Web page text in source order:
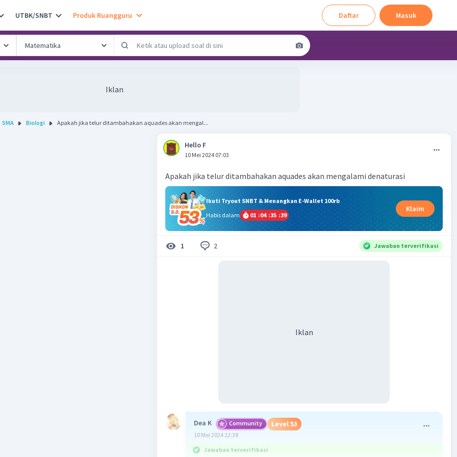
UTBK/SNBT Produk Ruangguru Daftar Masuk
Iklan
SMA Biologi Apakah jika telur ditambahakan aquades akan mengal...
Hello F
10 Mei 2024 07:03
Apakah jika telur ditambahakan aquades akan mengalami denaturasi
Ikuti Tryout SNBT & Menangkan E-Wallet 100rb
Habis dalam
01 :04 :35 :38
Klaim
1 2 Jawaban terverifikasi
Iklan
Dea K Community Level 53
10 Mei 2024 12:38
Jawaban terverifikasi